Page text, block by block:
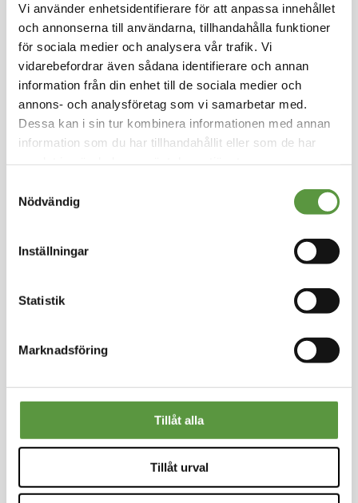
Vi använder enhetsidentifierare för att anpassa innehållet
och annonserna till användarna, tillhandahålla funktioner
för sociala medier och analysera vår trafik. Vi
vidarebefordrar även sådana identifierare och annan
information från din enhet till de sociala medier och
annons- och analysföretag som vi samarbetar med.
Dessa kan i sin tur kombinera informationen med annan
information som du har tillhandahållit eller som de har
Nödvändig
Inställningar
Statistik
Marknadsföring
Tillåt alla
Tillåt urval
Pannkaka 60g 5,4 kg
Helpall-54st-291.6Kg
Utg. Fullgott
15 Partier kvar
Logga in för att handla
Nyhetsbrev
Nyheter
Rädda mat
Smarta val
Användarvillkor
Sekretesspolicy